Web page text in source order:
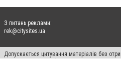
З питань реклами:
rek@citysites.ua
Допускається цитування матеріалів без
пошукових систем гіперпосилання на